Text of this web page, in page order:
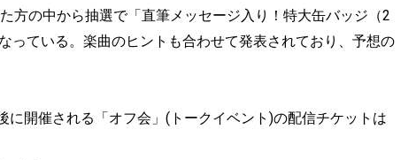
方の中から抽選で「直筆メッセージ入り！特大缶バッジ（2
っている。楽曲のヒントも合わせて発表されており、予想の
開催される「オフ会」(トークイベント)の配信チケットは